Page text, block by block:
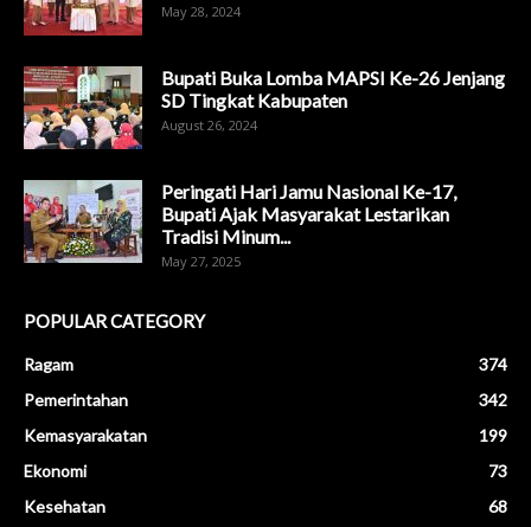
May 28, 2024
Bupati Buka Lomba MAPSI Ke-26 Jenjang
SD Tingkat Kabupaten
August 26, 2024
Peringati Hari Jamu Nasional Ke-17,
Bupati Ajak Masyarakat Lestarikan
Tradisi Minum...
May 27, 2025
POPULAR CATEGORY
Ragam
374
Pemerintahan
342
Kemasyarakatan
199
Ekonomi
73
Kesehatan
68